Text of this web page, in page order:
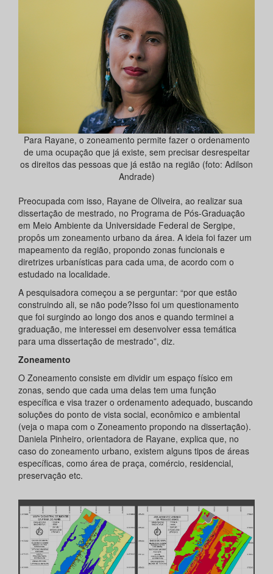
Para Rayane, o zoneamento permite fazer o ordenamento
de uma ocupação que já existe, sem precisar desrespeitar
os direitos das pessoas que já estão na região (foto: Adilson
Andrade)
Preocupada com isso, Rayane de Oliveira, ao realizar sua
dissertação de mestrado, no Programa de Pós-Graduação
em Meio Ambiente da Universidade Federal de Sergipe,
propôs um zoneamento urbano da área. A ideia foi fazer um
mapeamento da região, propondo zonas funcionais e
diretrizes urbanísticas para cada uma, de acordo com o
estudado na localidade.
A pesquisadora começou a se perguntar: “por que estão
construindo ali, se não pode?Isso foi um questionamento
que foi surgindo ao longo dos anos e quando terminei a
graduação, me interessei em desenvolver essa temática
para uma dissertação de mestrado”, diz.
Zoneamento
O Zoneamento consiste em dividir um espaço físico em
zonas, sendo que cada uma delas tem uma função
específica e visa trazer o ordenamento adequado, buscando
soluções do ponto de vista social, econômico e ambiental
(veja o mapa com o Zoneamento propondo na dissertação).
Daniela Pinheiro, orientadora de Rayane, explica que, no
caso do zoneamento urbano, existem alguns tipos de áreas
específicas, como área de praça, comércio, residencial,
preservação etc.